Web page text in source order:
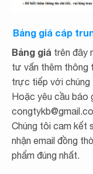
Bảng giá cáp
Bảng giá trên đây
tư vấn thêm thông
trực tiếp với chúng
Hoặc yêu cầu báo
Chúng tôi cam kết
nhận email đồng
phẩm đúng nhất.